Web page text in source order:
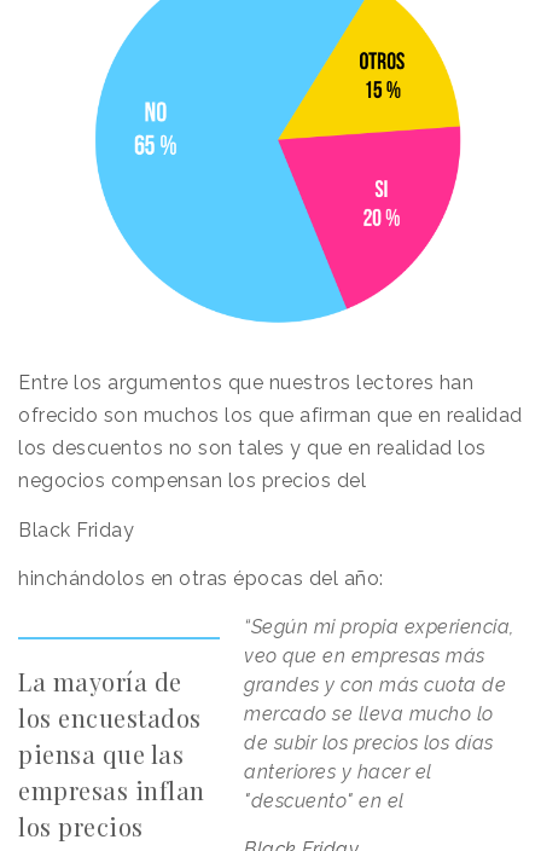
Entre los argumentos que nuestros lectores han
ofrecido son muchos los que afirman que en realidad
los descuentos no son tales y que en realidad los
negocios compensan los precios del
Black Friday
hinchándolos en otras épocas del año:
La mayoría de
los encuestados
piensa que las
empresas inflan
los precios
“Según mi propia experiencia,
veo que en empresas más
grandes y con más cuota de
mercado se lleva mucho lo
de subir los precios los días
anteriores y hacer el
"descuento" en el